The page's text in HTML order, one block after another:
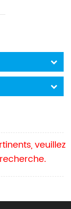
veuillez